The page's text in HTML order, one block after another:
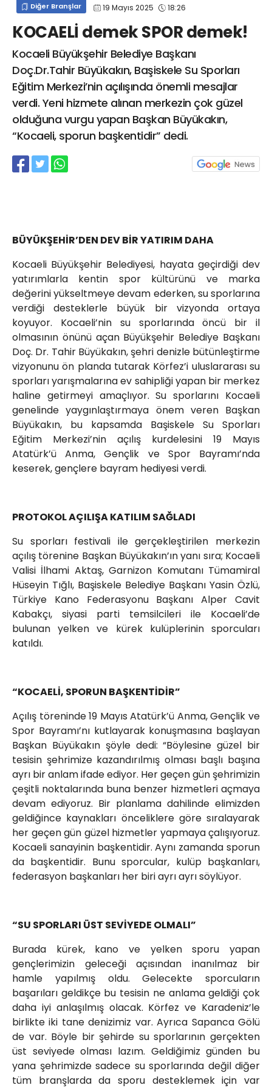
Diğer Branşlar 19 Mayıs 2025 18:26
KOCAELİ demek SPOR demek!
Kocaeli Büyükşehir Belediye Başkanı
Doç.Dr.Tahir Büyükakın, Başiskele Su Sporları
Eğitim Merkezi’nin açılışında önemli mesajlar
verdi. Yeni hizmete alınan merkezin çok güzel
olduğuna vurgu yapan Başkan Büyükakın,
“Kocaeli, sporun başkentidir” dedi.
BÜYÜKŞEHİR’DEN DEV BİR YATIRIM DAHA
Kocaeli Büyükşehir Belediyesi, hayata geçirdiği dev
yatırımlarla kentin spor kültürünü ve marka
değerini yükseltmeye devam ederken, su sporlarına
verdiği desteklerle büyük bir vizyonda ortaya
koyuyor. Kocaeli’nin su sporlarında öncü bir il
olmasının önünü açan Büyükşehir Belediye Başkanı
Doç. Dr. Tahir Büyükakın, şehri denizle bütünleştirme
vizyonunu ön planda tutarak Körfez’i uluslararası su
sporları yarışmalarına ev sahipliği yapan bir merkez
haline getirmeyi amaçlıyor. Su sporlarını Kocaeli
genelinde yaygınlaştırmaya önem veren Başkan
Büyükakın, bu kapsamda Başiskele Su Sporları
Eğitim Merkezi’nin açılış kurdelesini 19 Mayıs
Atatürk’ü Anma, Gençlik ve Spor Bayramı’nda
keserek, gençlere bayram hediyesi verdi.
PROTOKOL AÇILIŞA KATILIM SAĞLADI
Su sporları festivali ile gerçekleştirilen merkezin
açılış törenine Başkan Büyükakın’ın yanı sıra; Kocaeli
Valisi İlhami Aktaş, Garnizon Komutanı Tümamiral
Hüseyin Tığlı, Başiskele Belediye Başkanı Yasin Özlü,
Türkiye Kano Federasyonu Başkanı Alper Cavit
Kabakçı, siyasi parti temsilcileri ile Kocaeli’de
bulunan yelken ve kürek kulüplerinin sporcuları
katıldı.
“KOCAELİ, SPORUN BAŞKENTİDİR”
Açılış töreninde 19 Mayıs Atatürk’ü Anma, Gençlik ve
Spor Bayramı’nı kutlayarak konuşmasına başlayan
Başkan Büyükakın şöyle dedi: “Böylesine güzel bir
tesisin şehrimize kazandırılmış olması başlı başına
ayrı bir anlam ifade ediyor. Her geçen gün şehrimizin
çeşitli noktalarında buna benzer hizmetleri açmaya
devam ediyoruz. Bir planlama dahilinde elimizden
geldiğince kaynakları önceliklere göre sıralayarak
her geçen gün güzel hizmetler yapmaya çalışıyoruz.
Kocaeli sanayinin başkentidir. Aynı zamanda sporun
da başkentidir. Bunu sporcular, kulüp başkanları,
federasyon başkanları her biri ayrı ayrı söylüyor.
“SU SPORLARI ÜST SEVİYEDE OLMALI”
Burada kürek, kano ve yelken sporu yapan
gençlerimizin geleceği açısından inanılmaz bir
hamle yapılmış oldu. Gelecekte sporcuların
başarıları geldikçe bu tesisin ne anlama geldiği çok
daha iyi anlaşılmış olacak. Körfez ve Karadeniz’le
birlikte iki tane denizimiz var. Ayrıca Sapanca Gölü
de var. Böyle bir şehirde su sporlarının gerçekten
üst seviyede olması lazım. Geldiğimiz günden bu
yana şehrimizde sadece su sporlarında değil diğer
tüm branşlarda da sporu desteklemek için var
info@spor41.com